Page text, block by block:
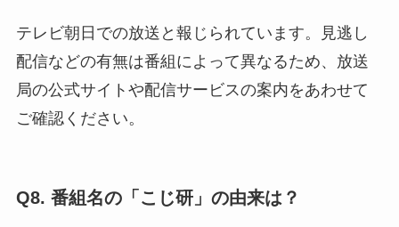
テレビ朝日での放送と報じられています。見逃し
配信などの有無は番組によって異なるため、放送
局の公式サイトや配信サービスの案内をあわせて
ご確認ください。
Q8. 番組名の「こじ研」の由来は？